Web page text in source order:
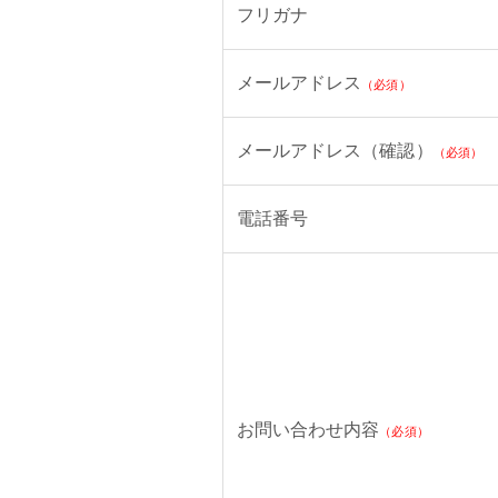
フリガナ
メールアドレス （必須）
メールアドレス（確認） （必須）
電話番号
お問い合わせ内容 （必須）